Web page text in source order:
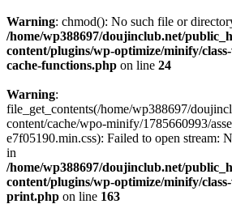
Warning: chmod(): No such file or
/home/wp388697/doujinclub.net/
content/plugins/wp-optimize/minify/
cache-functions.php on line 24
Warning:
file_get_contents(/home/wp388697/
content/cache/wpo-minify/1785660993/
e7f05190.min.css): Failed to open stream:
in
/home/wp388697/doujinclub.net/
content/plugins/wp-optimize/minify/
print.php on line 163